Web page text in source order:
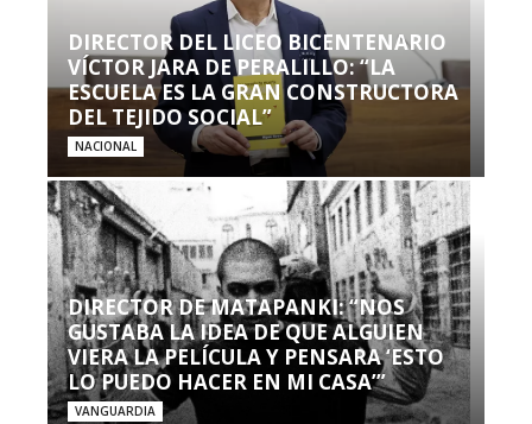
DIRECTOR DEL LICEO BICENTENARIO
VÍCTOR JARA DE PERALILLO: “LA
ESCUELA ES LA GRAN CONSTRUCTORA
DEL TEJIDO SOCIAL”
NACIONAL
DIRECTOR DE MATAPANKI: “NOS
GUSTABA LA IDEA DE QUE ALGUIEN
VIERA LA PELÍCULA Y PENSARA ‘ESTO
LO PUEDO HACER EN MI CASA’”
VANGUARDIA